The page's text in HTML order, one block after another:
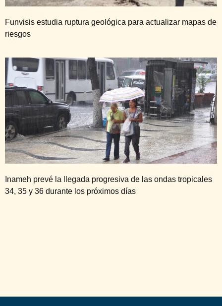
Funvisis estudia ruptura geológica para actualizar mapas de
riesgos
Inameh prevé la llegada progresiva de las ondas tropicales
34, 35 y 36 durante los próximos días